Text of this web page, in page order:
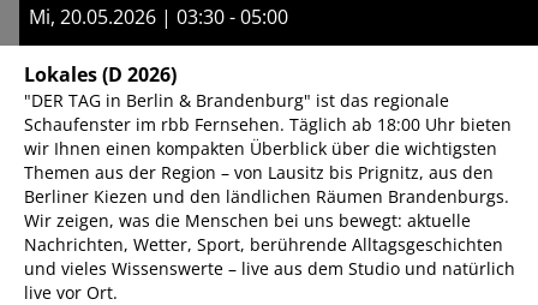
Mi, 20.05.2026 | 03:30 - 05:00
Lokales(D 2026)
"DER TAG in Berlin & Brandenburg" ist das regionale
Schaufenster im rbb Fernsehen. Täglich ab 18:00 Uhr bieten
wir Ihnen einen kompakten Überblick über die wichtigsten
Themen aus der Region – von Lausitz bis Prignitz, aus den
Berliner Kiezen und den ländlichen Räumen Brandenburgs.
Wir zeigen, was die Menschen bei uns bewegt: aktuelle
Nachrichten, Wetter, Sport, berührende Alltagsgeschichten
und vieles Wissenswerte – live aus dem Studio und natürlich
live vor Ort.